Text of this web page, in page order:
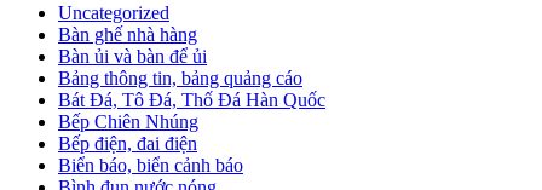
Uncategorized
Bàn ghế nhà hàng
Bàn ủi và bàn để ủi
Bảng thông tin, bảng quảng cáo
Bát Đá, Tô Đá, Thố Đá Hàn Quốc
Bếp Chiên Nhúng
Bếp điện, đai điện
Biển báo, biển cảnh báo